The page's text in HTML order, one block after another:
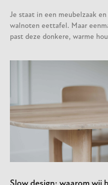
Je staat in een meubelzaak
walnoten eettafel. Maar
past deze donkere, warme